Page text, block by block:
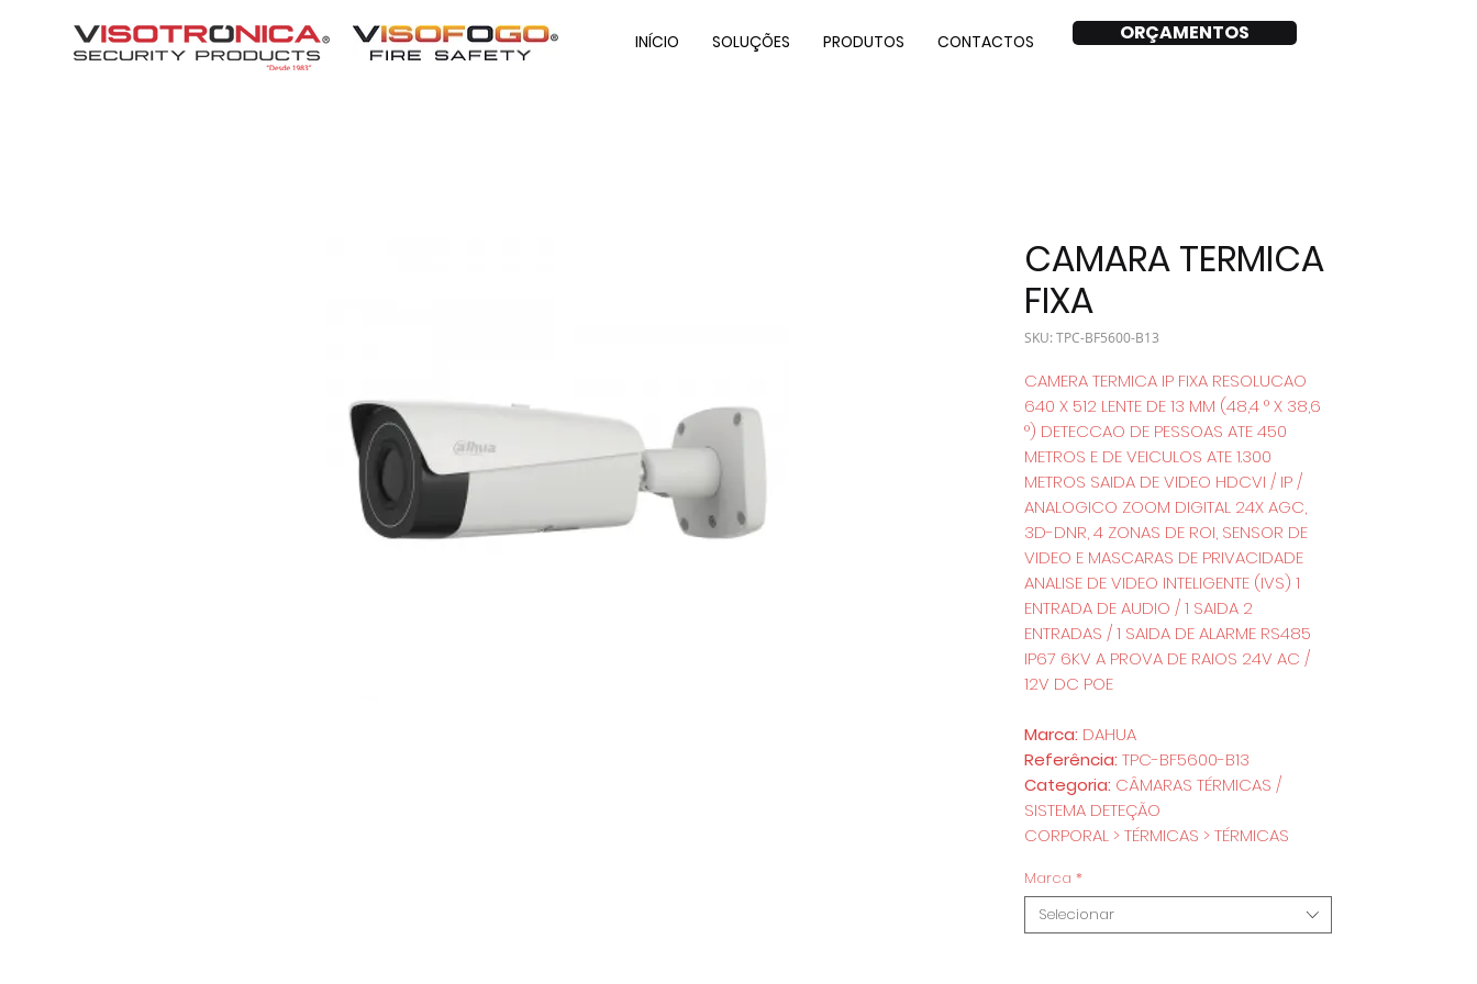
INÍCIO SOLUÇÕES PRODUTOS CONTACTOS ORÇAMENTOS
CAMARA TERMICA
FIXA
SKU: TPC-BF5600-B13
CAMERA TERMICA IP FIXA RESOLUCAO
640 X 512 LENTE DE 13 MM (48,4 ° X 38,6
°) DETECCAO DE PESSOAS ATE 450
METROS E DE VEICULOS ATE 1.300
METROS SAIDA DE VIDEO HDCVI / IP /
ANALOGICO ZOOM DIGITAL 24X AGC,
3D-DNR, 4 ZONAS DE ROI, SENSOR DE
VIDEO E MASCARAS DE PRIVACIDADE
ANALISE DE VIDEO INTELIGENTE (IVS) 1
ENTRADA DE AUDIO / 1 SAIDA 2
ENTRADAS / 1 SAIDA DE ALARME RS485
IP67 6KV A PROVA DE RAIOS 24V AC /
12V DC POE
Marca: DAHUA
Referência: TPC-BF5600-B13
Categoria: CÂMARAS TÉRMICAS /
SISTEMA DETEÇÃO
CORPORAL > TÉRMICAS > TÉRMICAS
Marca *
Selecionar